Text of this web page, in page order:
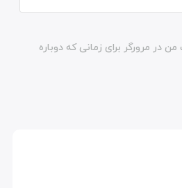
در مرورگر برای زمانی که دوباره